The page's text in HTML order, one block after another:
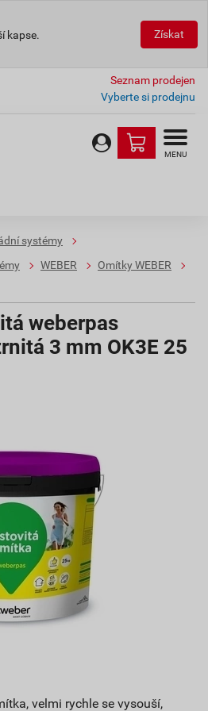
kapse.
Získat
Seznam prodejen
Vyberte si prodejnu
MENU
systémy
WEBER
Omítky WEBER
weberpas
3 mm OK3E 25
velmi rychle se vysouší,